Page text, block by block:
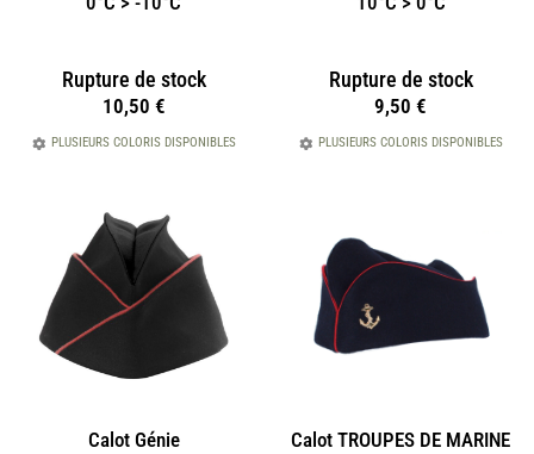
Rupture de stock
10,50 €
PLUSIEURS COLORIS DISPONIBLES
Rupture de stock
9,50 €
PLUSIEURS COLORIS DISPONIBLES
Calot Génie Calot TROUPES DE MARINE